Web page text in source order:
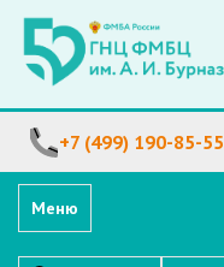
+7 (499) 190-85-55
Меню